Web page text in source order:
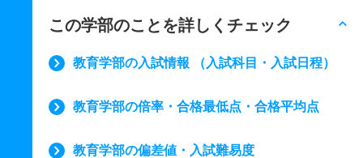
この学部のことを詳しくチェック
教育学部の入試情報 （入試科目・入試日程）
教育学部の倍率・合格最低点・合格平均点
教育学部の偏差値・入試難易度